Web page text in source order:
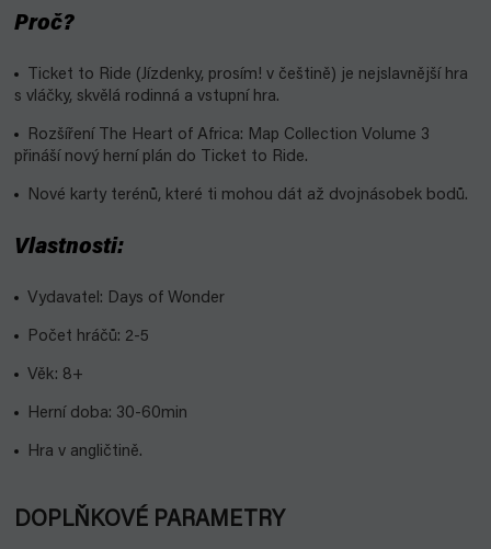
Proč?
Ticket to Ride (Jízdenky, prosím! v češtině) je nejslavnější hra
s vláčky, skvělá rodinná a vstupní hra.
Rozšíření The Heart of Africa: Map Collection Volume 3
přináší nový herní plán do Ticket to Ride.
Nové karty terénů, které ti mohou dát až dvojnásobek bodů.
Vlastnosti:
Vydavatel: Days of Wonder
Počet hráčů: 2-5
Věk: 8+
Herní doba: 30-60min
Hra v angličtině.
DOPLŇKOVÉ PARAMETRY